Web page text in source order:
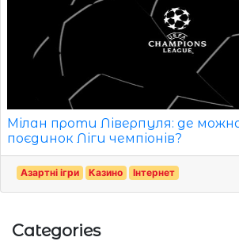
Мілан проти Ліверпуля: де
поєдинок Ліги чемпіонів?
Азартні ігри Казино Інтернет
Categories